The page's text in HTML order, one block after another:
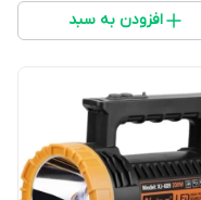
افزودن به سبد